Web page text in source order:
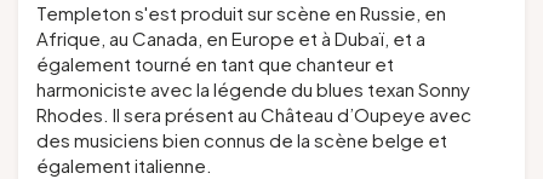
Templeton s'est produit sur scène en Russie, en
Afrique, au Canada, en Europe et à Dubaï, et a
également tourné en tant que chanteur et
harmoniciste avec la légende du blues texan Sonny
Rhodes. Il sera présent au Château d’Oupeye avec
des musiciens bien connus de la scène belge et
également italienne.